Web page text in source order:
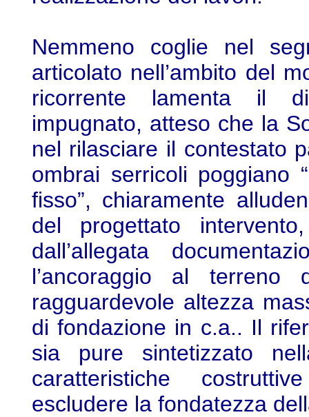
Nemmeno coglie nel
articolato nell’ambito del
ricorrente lamenta il
impugnato, atteso che la
nel rilasciare il contestato
ombrai serricoli poggiano
fisso”, chiaramente
del progettato
dall’allegata
l’ancoraggio al
ragguardevole altezza
di fondazione in c.a.. Il
sia pure sintetizzato
caratteristiche
escludere la fondatezza